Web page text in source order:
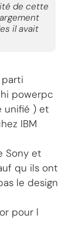
de cette
il avait
parti
powerpc
unifié ) et
IBM
Sony et
qu ils ont
le design
pour l